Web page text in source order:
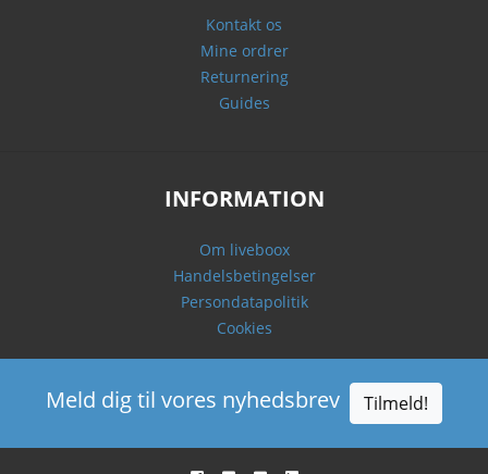
Kontakt os
Mine ordrer
Returnering
Guides
INFORMATION
Om liveboox
Handelsbetingelser
Persondatapolitik
Cookies
Meld dig til vores nyhedsbrev Tilmeld!